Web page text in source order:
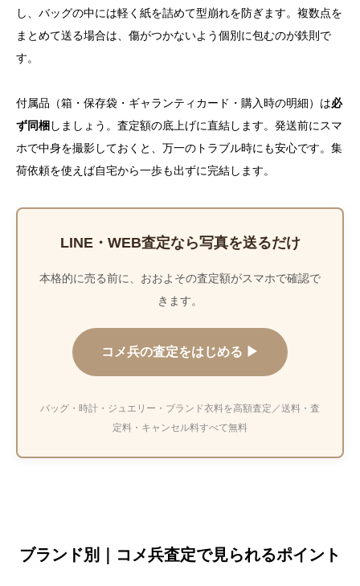
し、バッグの中には軽く紙を詰めて型崩れを防ぎます。複数点を
まとめて送る場合は、傷がつかないよう個別に包むのが鉄則で
す。
付属品（箱・保存袋・ギャランティカード・購入時の明細）は必
ず同梱 しましょう。査定額の底上げに直結します。発送前にスマ
ホで中身を撮影しておくと、万一のトラブル時にも安心です。集
荷依頼を使えば自宅から一歩も出ずに完結します。
LINE・WEB査定なら写真を送るだけ
本格的に売る前に、おおよその査定額がスマホで確認で
きます。
コメ兵の査定をはじめる ▶
バッグ・時計・ジュエリー・ブランド衣料を高額査定／送料・査
定料・キャンセル料すべて無料
ブランド別｜コメ兵査定で見られるポイント